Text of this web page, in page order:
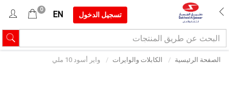
تسجيل الدخول EN
0
الصفحة الرئيسية الكابلات والوايرات واير أسود 10 ملي